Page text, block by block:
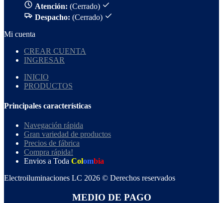
Atención: (Cerrado)
Despacho: (Cerrado)
Mi cuenta
CREAR CUENTA
INGRESAR
INICIO
PRODUCTOS
Principales características
Navegación rápida
Gran variedad de productos
Precios de fábrica
Compra rápida!
Envios a Toda Colombia
Electroiluminaciones LC 2026 © Derechos reservados
MEDIO DE PAGO